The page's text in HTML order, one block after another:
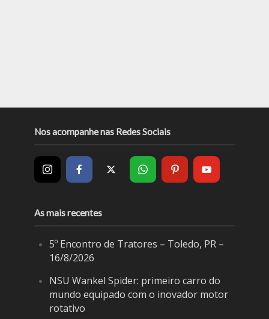
Nos acompanhe nas Redes Sociais
As mais recentes
5º Encontro de Tratores – Toledo, PR –
16/8/2026
NSU Wankel Spider: primeiro carro do
mundo equipado com o inovador motor
rotativo